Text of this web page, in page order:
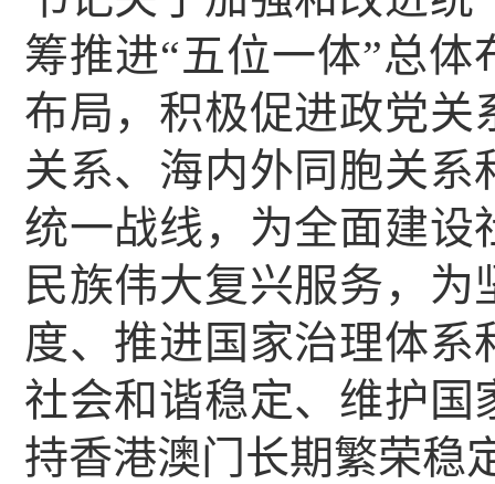
筹推进“五位一体”总
布局，积极促进政党关
关系、海内外同胞关
统一战线，为全面建设
民族伟大复兴服务，
度、推进国家治理体
社会和谐稳定、维护国
持香港澳门长期繁荣稳